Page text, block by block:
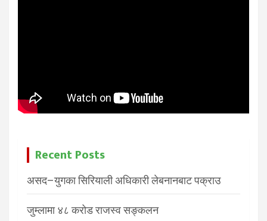
Recent Posts
असद–युगका सिरियाली अधिकारी लेबनानबाट पक्राउ
जुम्लामा ४८ करोड राजस्व सङ्कलन